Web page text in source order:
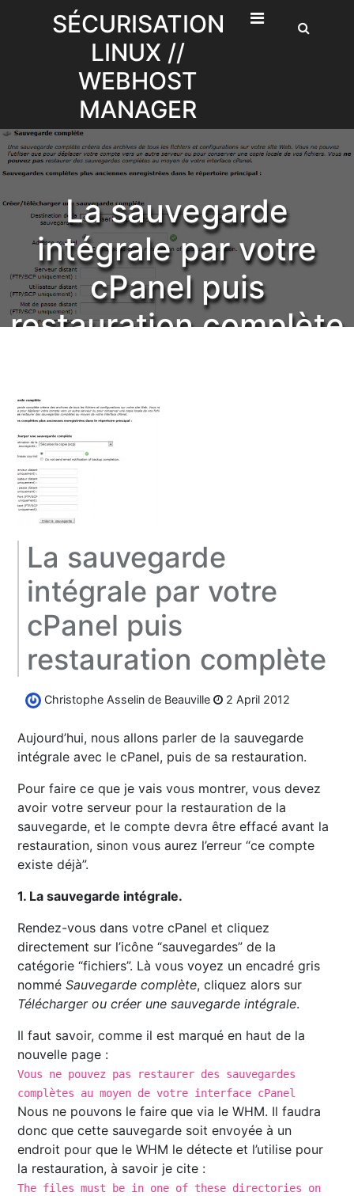
SÉCURISATION
LINUX //
WEBHOST
MANAGER
La sauvegarde
intégrale par votre
cPanel puis
restauration complète
La sauvegarde
intégrale par votre
cPanel puis
restauration complète
Christophe Asselin de Beauville 2 April 2012
Aujourd’hui, nous allons parler de la sauvegarde
intégrale avec le cPanel, puis de sa restauration.
Pour faire ce que je vais vous montrer, vous devez
avoir votre serveur pour la restauration de la
sauvegarde, et le compte devra être effacé avant la
restauration, sinon vous aurez l’erreur “ce compte
existe déjà”.
1. La sauvegarde intégrale.
Rendez-vous dans votre cPanel et cliquez
directement sur l’icône “sauvegardes” de la
catégorie “fichiers”. Là vous voyez un encadré gris
nomméSauvegarde complète, cliquez alors sur
Télécharger ou créer une sauvegarde intégrale.
Il faut savoir, comme il est marqué en haut de la
nouvelle page :
Vous ne pouvez pas restaurer des sauvegardes
complètes au moyen de votre interface cPanel
Nous ne pouvons le faire que via le WHM. Il faudra
donc que cette sauvegarde soit envoyée à un
endroit pour que le WHM le détecte et l’utilise pour
la restauration, à savoir je cite :
The files must be in one of these directories on